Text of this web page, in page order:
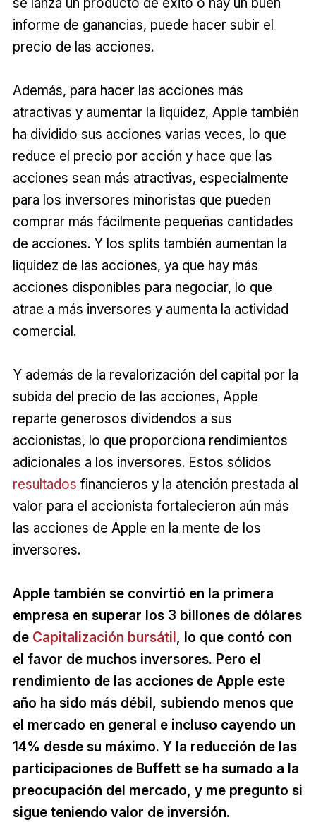
informe de ganancias, puede hacer subir el
precio de las acciones.
Además, para hacer las acciones más
atractivas y aumentar la liquidez, Apple también
ha dividido sus acciones varias veces, lo que
reduce el precio por acción y hace que las
acciones sean más atractivas, especialmente
para los inversores minoristas que pueden
comprar más fácilmente pequeñas cantidades
de acciones. Y los splits también aumentan la
liquidez de las acciones, ya que hay más
acciones disponibles para negociar, lo que
atrae a más inversores y aumenta la actividad
comercial.
Y además de la revalorización del capital por la
subida del precio de las acciones, Apple
reparte generosos dividendos a sus
accionistas, lo que proporciona rendimientos
adicionales a los inversores. Estos sólidos
resultados financieros y la atención prestada al
valor para el accionista fortalecieron aún más
las acciones de Apple en la mente de los
inversores.
Apple también se convirtió en la primera
empresa en superar los 3 billones de dólares
de Capitalización bursátil, lo que contó con
el favor de muchos inversores. Pero el
rendimiento de las acciones de Apple este
año ha sido más débil, subiendo menos que
el mercado en general e incluso cayendo un
14% desde su máximo. Y la reducción de las
participaciones de Buffett se ha sumado a la
preocupación del mercado, y me pregunto si
sigue teniendo valor de inversión.